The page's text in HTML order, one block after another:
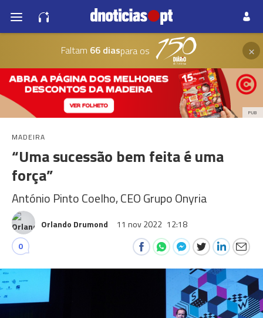
Faltam 66 diaspara os ×
PUB
MADEIRA
“Uma sucessão bem feita é uma
força”
António Pinto Coelho, CEO Grupo Onyria
Orlando Drumond 11 nov 2022 12:18
0